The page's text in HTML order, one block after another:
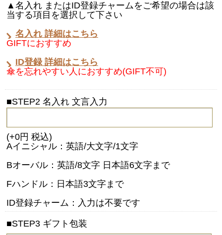
▲名入れ またはID登録チャームをご希望の場合は該
当する項目を選択して下さい
名入れ 詳細はこちら
GIFTにおすすめ
ID登録 詳細はこちら
傘を忘れやすい人におすすめ(GIFT不可)
■STEP2 名入れ 文言入力
(+0円 税込)
Aイニシャル：英語/大文字/1文字
Bオーバル：英語/8文字 日本語6文字まで
Fハンドル：日本語3文字まで
ID登録チャーム：入力は不要です
■STEP3 ギフト包装